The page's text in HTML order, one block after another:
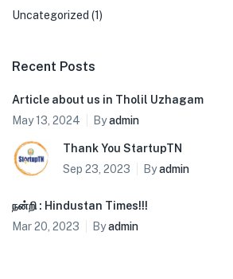
Uncategorized (1)
Recent Posts
Article about us in Tholil Uzhagam
May 13, 2024
Byadmin
Thank You StartupTN
Sep 23, 2023
Byadmin
நன்றி : Hindustan Times!!!
Mar 20, 2023
Byadmin